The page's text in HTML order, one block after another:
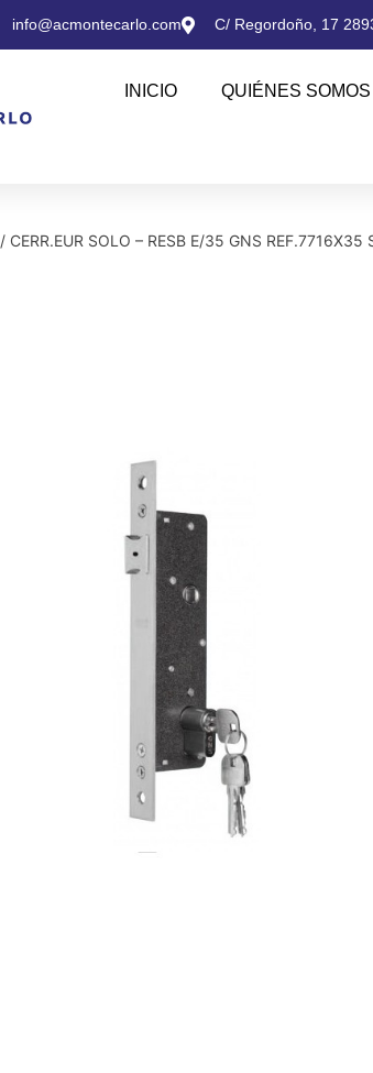
info@acmontecarlo.com C/ Regordoño, 17
INICIO QUIÉNES SOMOS
/ CERR.EUR SOLO – RESB E/35 GNS REF.7716X35